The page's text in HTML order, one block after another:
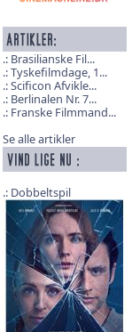
Brasilianske Fil...
Tyskefilmdage, 1...
Scificon Afvikle...
Berlinalen Nr. 7...
Franske Filmmand...
Se alle artikler
Dobbeltspil